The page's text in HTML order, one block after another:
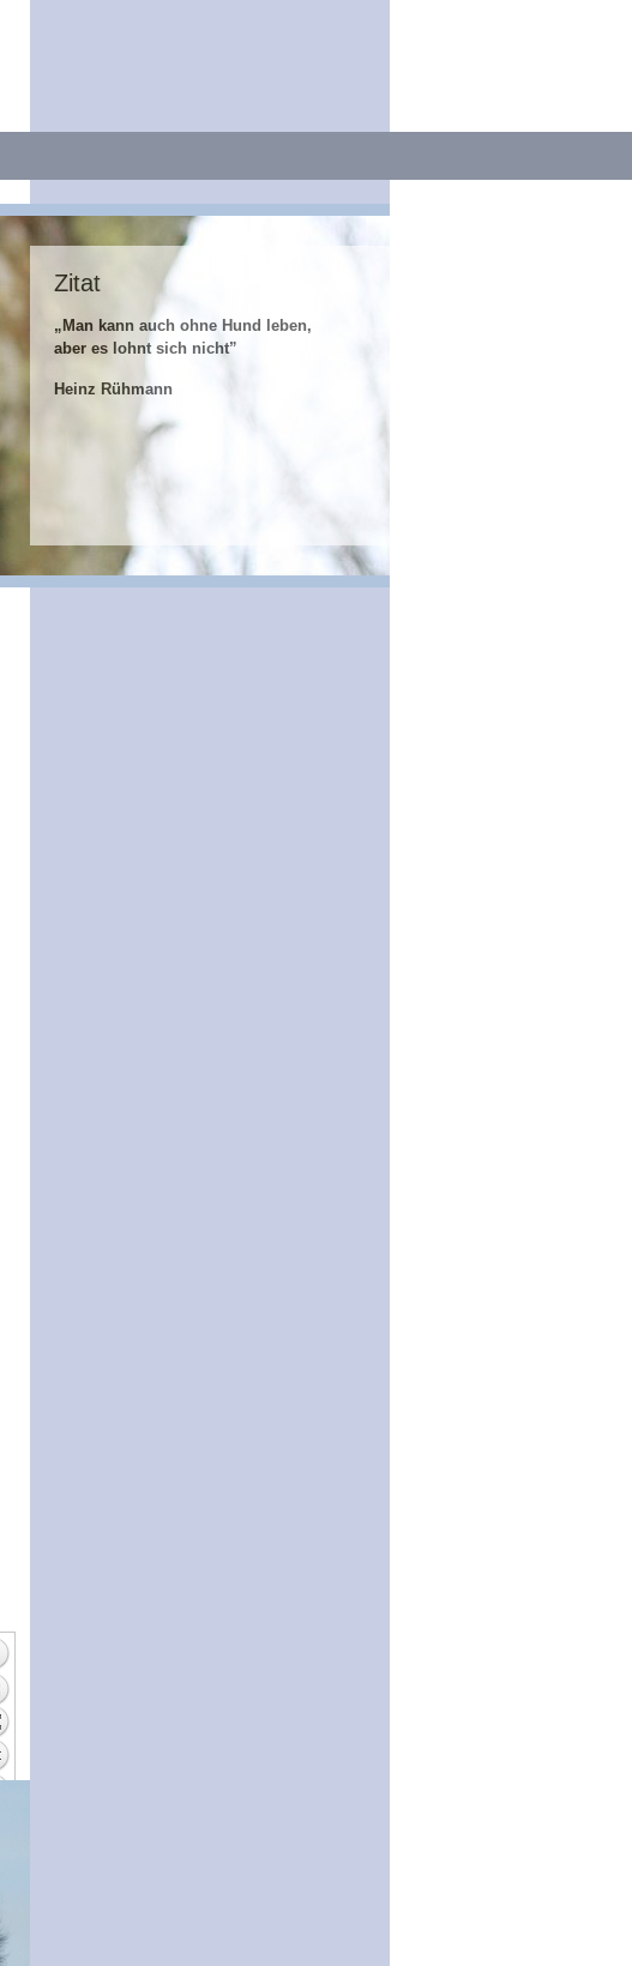
Zitat
„Man kann auch ohne Hund leben,
aber es lohnt sich nicht”
Heinz Rühmann